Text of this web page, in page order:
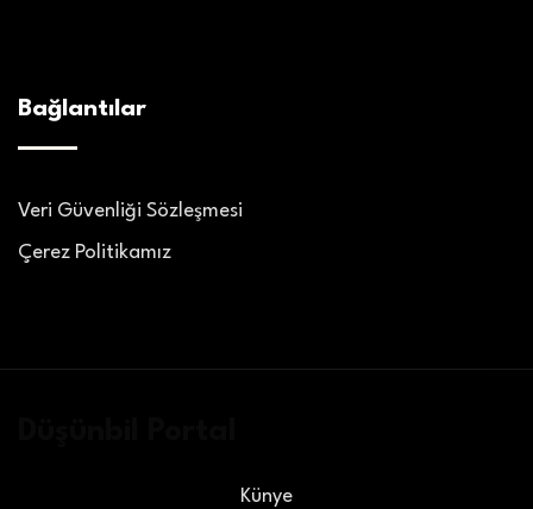
Bağlantılar
Veri Güvenliği Sözleşmesi
Çerez Politikamız
Künye